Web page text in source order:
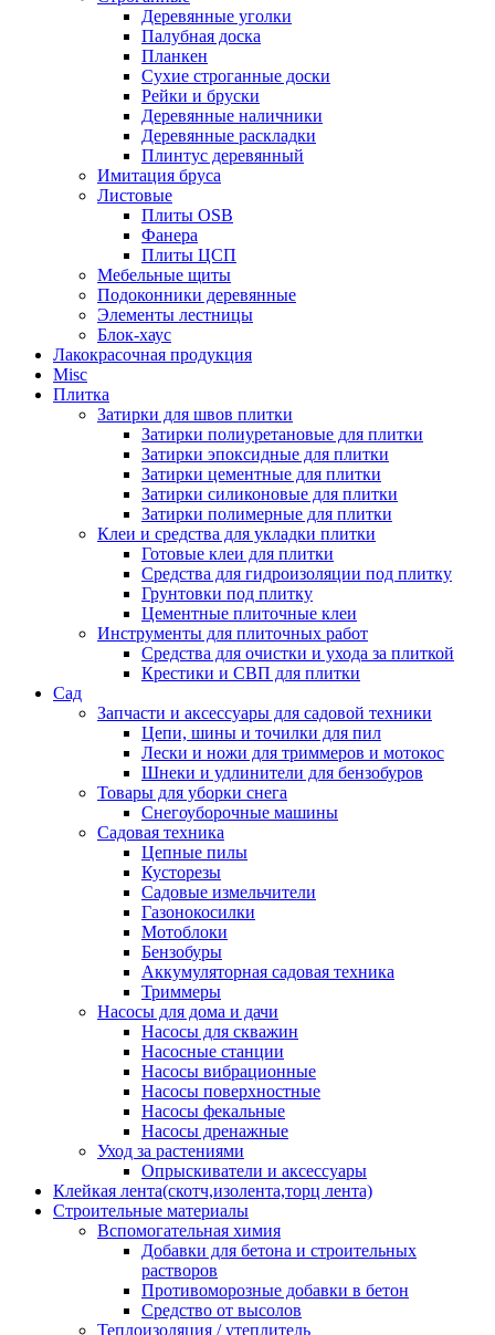
Деревянные уголки
Палубная доска
Планкен
Сухие строганные доски
Рейки и бруски
Деревянные наличники
Деревянные раскладки
Плинтус деревянный
Имитация бруса
Листовые
Плиты OSB
Фанера
Плиты ЦСП
Мебельные щиты
Подоконники деревянные
Элементы лестницы
Блок-хаус
Лакокрасочная продукция
Misc
Плитка
Затирки для швов плитки
Затирки полиуретановые для плитки
Затирки эпоксидные для плитки
Затирки цементные для плитки
Затирки силиконовые для плитки
Затирки полимерные для плитки
Клеи и средства для укладки плитки
Готовые клеи для плитки
Средства для гидроизоляции под плитку
Грунтовки под плитку
Цементные плиточные клеи
Инструменты для плиточных работ
Средства для очистки и ухода за плиткой
Крестики и СВП для плитки
Сад
Запчасти и аксессуары для садовой техники
Цепи, шины и точилки для пил
Лески и ножи для триммеров и мотокос
Шнеки и удлинители для бензобуров
Товары для уборки снега
Снегоуборочные машины
Садовая техника
Цепные пилы
Кусторезы
Садовые измельчители
Газонокосилки
Мотоблоки
Бензобуры
Аккумуляторная садовая техника
Триммеры
Насосы для дома и дачи
Насосы для скважин
Насосные станции
Насосы вибрационные
Насосы поверхностные
Насосы фекальные
Насосы дренажные
Уход за растениями
Опрыскиватели и аксессуары
Клейкая лента(скотч,изолента,торц лента)
Строительные материалы
Вспомогательная химия
Добавки для бетона и строительных
растворов
Противоморозные добавки в бетон
Средство от высолов
Теплоизоляция / утеплитель